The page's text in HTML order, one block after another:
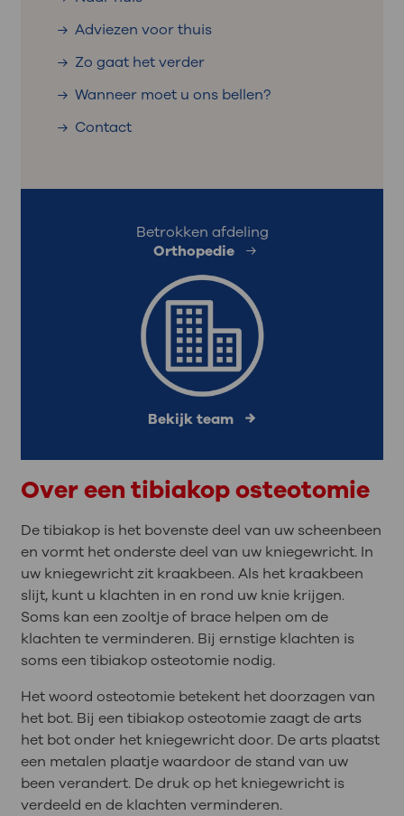
Adviezen voor thuis
Zo gaat het verder
Wanneer moet u ons bellen?
Contact
Betrokken afdeling
Orthopedie
Bekijk team
Over een tibiakop osteotomie
De tibiakop is het bovenste deel van uw scheenbeen
en vormt het onderste deel van uw kniegewricht. In
uw kniegewricht zit kraakbeen. Als het kraakbeen
slijt, kunt u klachten in en rond uw knie krijgen.
Soms kan een zooltje of brace helpen om de
klachten te verminderen. Bij ernstige klachten is
soms een tibiakop osteotomie nodig.
Het woord osteotomie betekent het doorzagen van
het bot. Bij een tibiakop osteotomie zaagt de arts
het bot onder het kniegewricht door. De arts plaatst
een metalen plaatje waardoor de stand van uw
been verandert. De druk op het kniegewricht is
verdeeld en de klachten verminderen.